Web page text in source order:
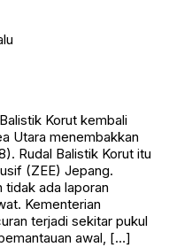
Korut kembali
Utara menembakkan
Rudal Balistik Korut itu
(ZEE) Jepang.
tidak ada laporan
Kementerian
terjadi sekitar pukul
awal, […]